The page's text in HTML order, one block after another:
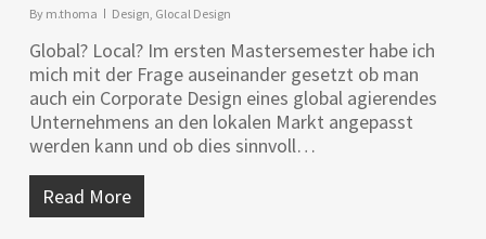
By m.thoma Design, Glocal Design
Global? Local? Im ersten Mastersemester habe ich
mich mit der Frage auseinander gesetzt ob man
auch ein Corporate Design eines global agierendes
Unternehmens an den lokalen Markt angepasst
werden kann und ob dies sinnvoll…
Read More